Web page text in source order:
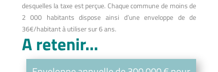
desquelles la taxe est perçue. Chaque commune de moins de
2 000 habitants dispose ainsi d’une enveloppe de de
36€/habitant à utiliser sur 6 ans.
A retenir…